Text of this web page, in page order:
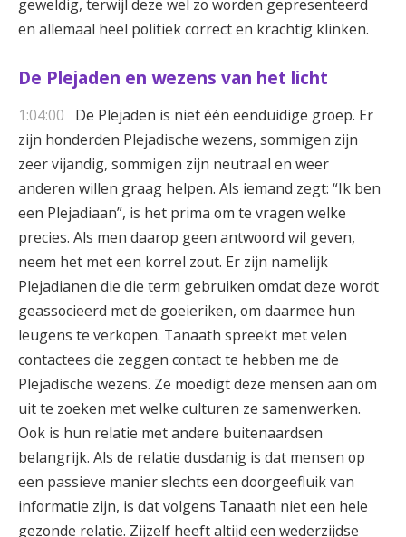
geweldig, terwijl deze wel zo worden gepresenteerd
en allemaal heel politiek correct en krachtig klinken.
De Plejaden en wezens van het licht
1:04:00
De Plejaden is niet één eenduidige groep. Er
zijn honderden Plejadische wezens, sommigen zijn
zeer vijandig, sommigen zijn neutraal en weer
anderen willen graag helpen. Als iemand zegt: “Ik ben
een Plejadiaan”, is het prima om te vragen welke
precies. Als men daarop geen antwoord wil geven,
neem het met een korrel zout. Er zijn namelijk
Plejadianen die die term gebruiken omdat deze wordt
geassocieerd met de goeieriken, om daarmee hun
leugens te verkopen. Tanaath spreekt met velen
contactees die zeggen contact te hebben me de
Plejadische wezens. Ze moedigt deze mensen aan om
uit te zoeken met welke culturen ze samenwerken.
Ook is hun relatie met andere buitenaardsen
belangrijk. Als de relatie dusdanig is dat mensen op
een passieve manier slechts een doorgeefluik van
informatie zijn, is dat volgens Tanaath niet een hele
gezonde relatie. Zijzelf heeft altijd een wederzijdse